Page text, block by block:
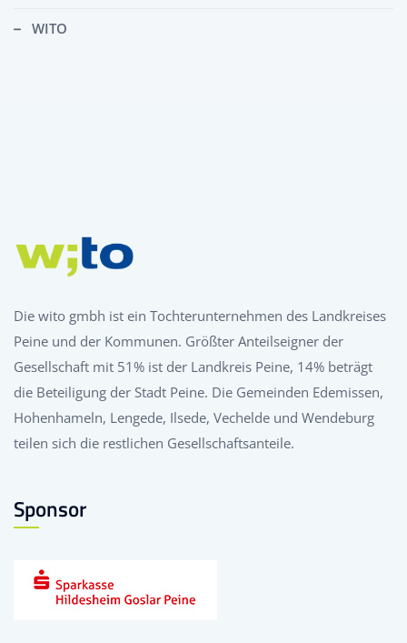
WITO
Die wito gmbh ist ein Tochterunternehmen des Landkreises
Peine und der Kommunen. Größter Anteilseigner der
Gesellschaft mit 51% ist der Landkreis Peine, 14% beträgt
die Beteiligung der Stadt Peine. Die Gemeinden Edemissen,
Hohenhameln, Lengede, Ilsede, Vechelde und Wendeburg
teilen sich die restlichen Gesellschaftsanteile.
Sponsor